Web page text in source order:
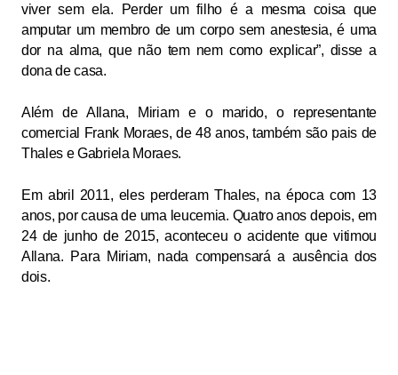
viver sem ela. Perder um filho é a mesma coisa que
amputar um membro de um corpo sem anestesia, é uma
dor na alma, que não tem nem como explicar”, disse a
dona de casa.
Além de Allana, Miriam e o marido, o representante
comercial Frank Moraes, de 48 anos, também são pais de
Thales e Gabriela Moraes.
Em abril 2011, eles perderam Thales, na época com 13
anos, por causa de uma leucemia. Quatro anos depois, em
24 de junho de 2015, aconteceu o acidente que vitimou
Allana. Para Miriam, nada compensará a ausência dos
dois.